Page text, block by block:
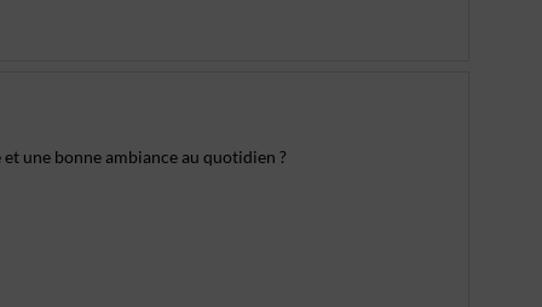
une bonne ambiance au quotidien ?